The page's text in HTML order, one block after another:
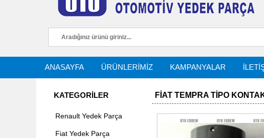
ANASAYFA ÜRÜNLERİMİZ KAMPANYALAR
KATEGORİLER
Renault Yedek Parça
Fiat Yedek Parça
FIAT TEMPRA TIPO